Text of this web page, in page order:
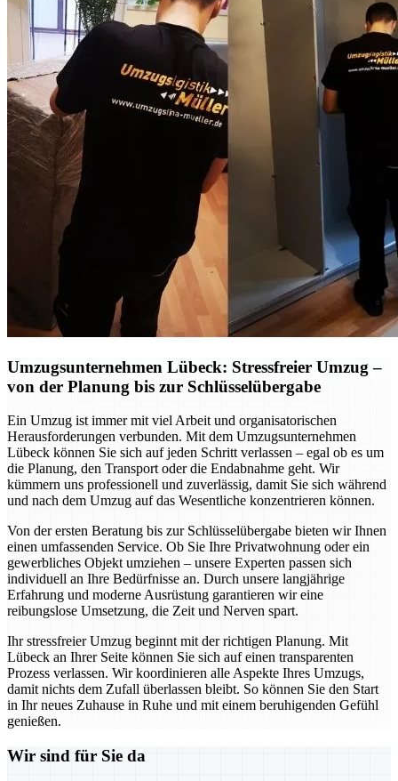
Umzugsunternehmen Lübeck: Stressfreier Umzug –
von der Planung bis zur Schlüsselübergabe
Ein Umzug ist immer mit viel Arbeit und organisatorischen
Herausforderungen verbunden. Mit dem Umzugsunternehmen
Lübeck können Sie sich auf jeden Schritt verlassen – egal ob es um
die Planung, den Transport oder die Endabnahme geht. Wir
kümmern uns professionell und zuverlässig, damit Sie sich während
und nach dem Umzug auf das Wesentliche konzentrieren können.
Von der ersten Beratung bis zur Schlüsselübergabe bieten wir Ihnen
einen umfassenden Service. Ob Sie Ihre Privatwohnung oder ein
gewerbliches Objekt umziehen – unsere Experten passen sich
individuell an Ihre Bedürfnisse an. Durch unsere langjährige
Erfahrung und moderne Ausrüstung garantieren wir eine
reibungslose Umsetzung, die Zeit und Nerven spart.
Ihr stressfreier Umzug beginnt mit der richtigen Planung. Mit
Lübeck an Ihrer Seite können Sie sich auf einen transparenten
Prozess verlassen. Wir koordinieren alle Aspekte Ihres Umzugs,
damit nichts dem Zufall überlassen bleibt. So können Sie den Start
in Ihr neues Zuhause in Ruhe und mit einem beruhigenden Gefühl
genießen.
Wir sind für Sie da